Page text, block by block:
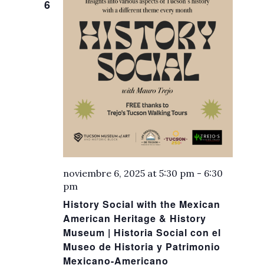
6
History Social with the Mexican
American Heritage & History
Museum | Historia Social con el
Museo de Historia y Patrimonio
Mexicano-Americano
noviembre 6, 2025 at 5:30 pm - 6:30
pm